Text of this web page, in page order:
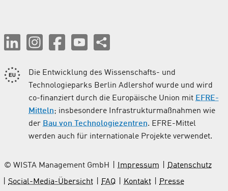
Die Entwicklung des Wissenschafts- und
Technologieparks Berlin Adlershof wurde und wird
co-finanziert durch die Europäische Union mit EFRE-
Mitteln; insbesondere Infrastrukturmaßnahmen wie
der Bau von Technologiezentren. EFRE-Mittel
werden auch für internationale Projekte verwendet.
© WISTA Management GmbH Impressum
Datenschutz
Social-Media-Übersicht
FAQ Kontakt Presse